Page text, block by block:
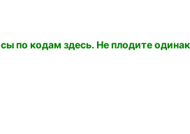
по кодам здесь. Не плодите